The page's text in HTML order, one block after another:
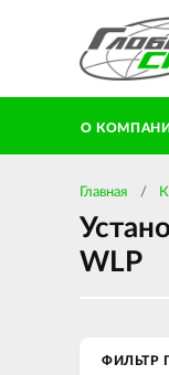
О
Главная
WLP
ФИЛЬТР